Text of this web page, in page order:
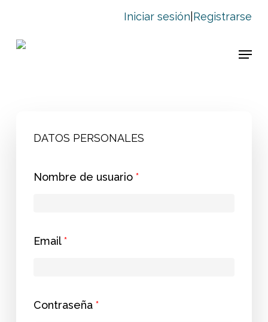
main
Iniciar sesión Registrarse
Menu
DATOS PERSONALES
Nombre de usuario*
Email*
Contraseña*